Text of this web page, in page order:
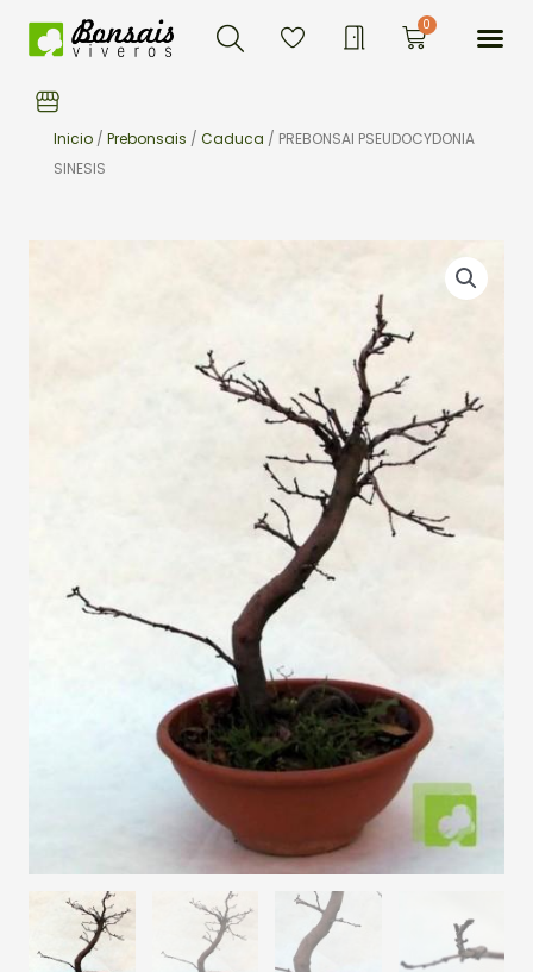
Buscar 0Carrito
Inicio / Prebonsais / Caduca / PREBONSAI PSEUDOCYDONIA
SINESIS